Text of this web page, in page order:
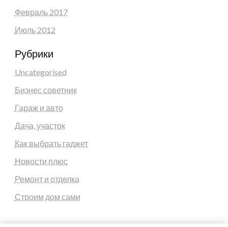
Февраль 2017
Июль 2012
Рубрики
Uncategorised
Бизнес советник
Гараж и авто
Дача, участок
Как выбрать гаджет
Новости плюс
Ремонт и отделка
Строим дом сами